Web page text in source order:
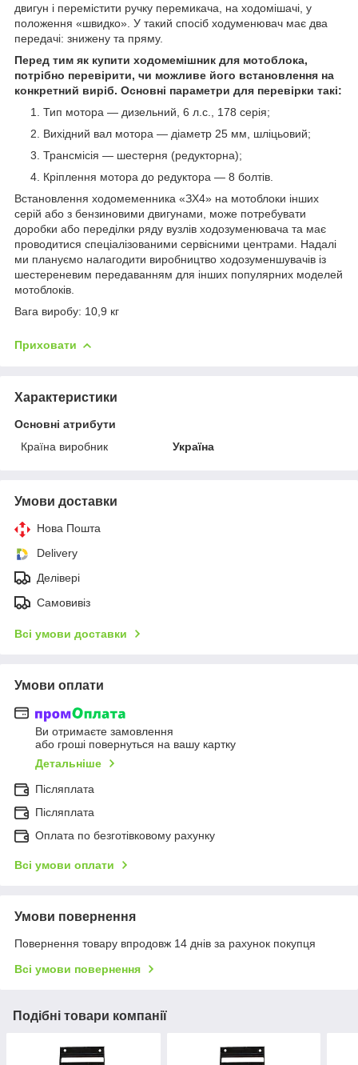
двигун і перемістити ручку перемикача, на ходомішачі, у
положення «швидко». У такий спосіб ходуменювач має два
передачі: знижену та пряму.
Перед тим як купити ходомемішник для мотоблока,
потрібно перевірити, чи можливе його встановлення на
конкретний виріб. Основні параметри для перевірки такі:
Тип мотора — дизельний, 6 л.с., 178 серія;
Вихідний вал мотора — діаметр 25 мм, шліцьовий;
Трансмісія — шестерня (редукторна);
Кріплення мотора до редуктора — 8 болтів.
Встановлення ходомеменника «ЗХ4» на мотоблоки інших
серій або з бензиновими двигунами, може потребувати
доробки або переділки ряду вузлів ходозуменювача та має
проводитися спеціалізованими сервісними центрами. Надалі
ми плануємо налагодити виробництво ходозуменшувачів із
шестереневим передаванням для інших популярних моделей
мотоблоків.
Вага виробу: 10,9 кг
Приховати
Характеристики
Основні атрибути
Країна виробник
Україна
Умови доставки
Нова Пошта
Delivery
Делівері
Самовивіз
Всі умови доставки
Умови оплати
Ви отримаєте замовлення
або гроші повернуться на вашу картку
Детальніше
Післяплата
Післяплата
Оплата по безготівковому рахунку
Всі умови оплати
Умови повернення
Повернення товару впродовж 14 днів за рахунок покупця
Всі умови повернення
Подібні товари компанії